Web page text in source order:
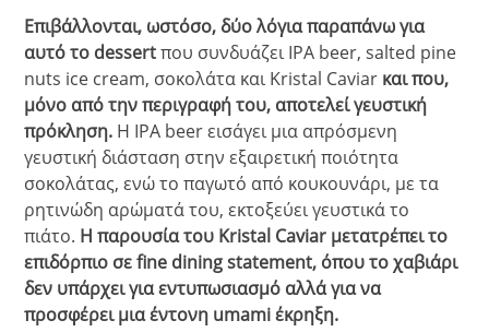
Επιβάλλονται, ωστόσο, δύο λόγια παραπάνω για
αυτό το dessertπου συνδυάζει IPA beer, salted pine
nuts ice cream, σοκολάτα και Kristal Caviar και που,
μόνο από την περιγραφή του, αποτελεί γευστική
πρόκληση. Η IPA beer εισάγει μια απρόσμενη
γευστική διάσταση στην εξαιρετική ποιότητα
σοκολάτας, ενώ το παγωτό από κουκουνάρι, με τα
ρητινώδη αρώματά του, εκτοξεύει γευστικά το
πιάτο. Η παρουσία του Kristal Caviar μετατρέπει το
επιδόρπιο σε fine dining statement, όπου το χαβιάρι
δεν υπάρχει για εντυπωσιασμό αλλά για να
προσφέρει μια έντονη umami έκρηξη.